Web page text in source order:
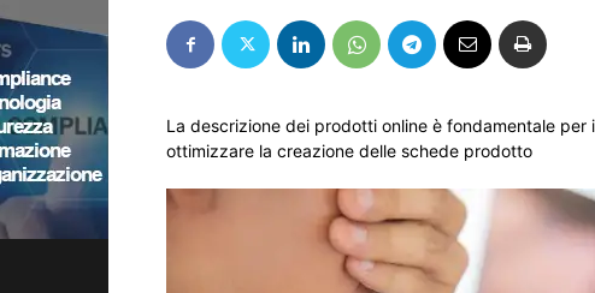
La descrizione dei prodotti online è fondamentale per
ottimizzare la creazione delle schede prodotto